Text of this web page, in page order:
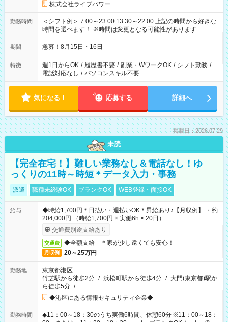
株式会社ライブパワー
勤務時間
＜シフト例＞ 7:00～23:00 13:30～22:00 上記の時間から好きな
時間を選べます！ ※時間は変更となる可能性があります
期間 急募！8月15日・16日
特徴 週1日からOK / 履歴書不要 / 副業・WワークOK / シフト勤務 /
電話対応なし / パソコンスキル不要
気になる！ 応募する 詳細へ
掲載日：2026.07.29
未読
【完全在宅！】難しい業務なし＆電話なし！ゆ
っくりの11時～時短＊データ入力・事務
派遣 職種未経験OK ブランクOK WEB登録・面接OK
給与
◆時給1,700円＊日払い・週払いOK＊昇給あり♪【月収例】 ・約
204,000円 （時給1,700円 × 実働6h × 20日）
交通費別途支給あり
交通費 ◆全額支給 ＊家が少し遠くても安心！
月収例 20～25万円
勤務地
東京都港区
竹芝駅から徒歩2分 / 浜松町駅から徒歩4分 / 大門(東京都)駅か
ら徒歩5分 / …
◆港区にある情報セキュリティ企業◆
勤務時間
◆11：00～18：30のうち実働6時間、休憩60分 ※11：00～18：